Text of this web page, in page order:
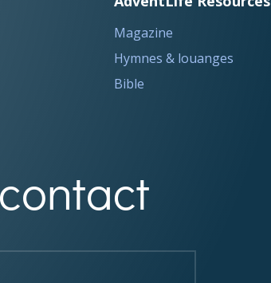
Magazine
Hymnes & louanges
Bible